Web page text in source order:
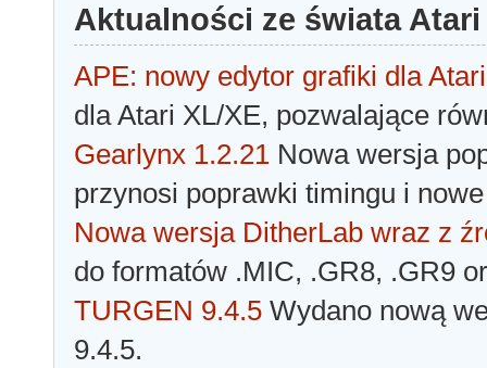
Aktualności ze świata Atari
APE: nowy edytor grafiki dla Atari
dla Atari XL/XE, pozwalające
Gearlynx 1.2.21 Nowa wersja
przynosi poprawki timingu i
Nowa wersja DitherLab wraz z
do formatów .MIC, .GR8, .GR9
TURGEN 9.4.5 Wydano nową
9.4.5.